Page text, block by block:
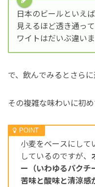
日本のビールといえ
見えるほど透き通っ
ワイトはだいぶ違いま
で、飲んでみるとさらに
その複雑な味わいに初
小麦をベースにして
しているのですが、
ー（いわゆるパクチ
苦味と酸味と清涼感